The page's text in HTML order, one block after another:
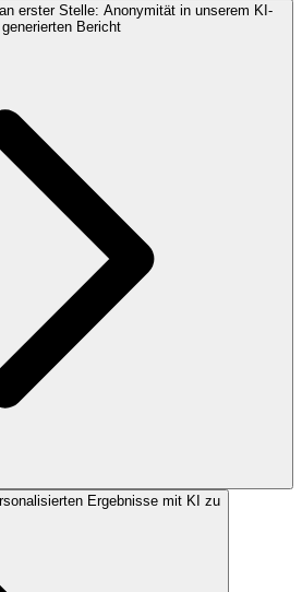
erster Stelle: Anonymität in unserem KI-
generierten Bericht
Ergebnisse mit KI zu